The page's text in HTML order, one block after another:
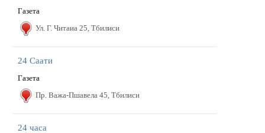
Газета
Ул. Г. Читаиа 25, Тбилиси
24 Саати
Газета
Пр. Важа-Пшавела 45, Тбилиси
24 часа